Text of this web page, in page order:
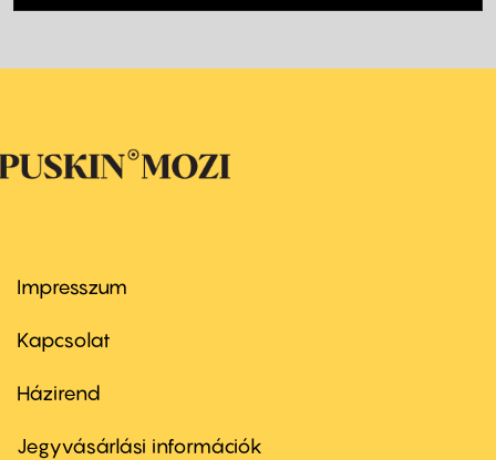
Footer
first
Impresszum
Kapcsolat
Footer
second
Házirend
Jegyvásárlási információk